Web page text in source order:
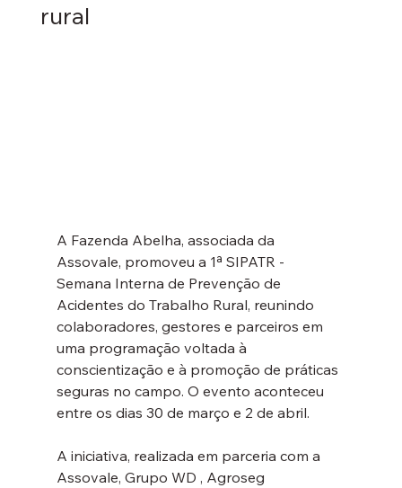
rural
A Fazenda Abelha, associada da
Assovale, promoveu a 1ª SIPATR -
Semana Interna de Prevenção de
Acidentes do Trabalho Rural, reunindo
colaboradores, gestores e parceiros em
uma programação voltada à
conscientização e à promoção de práticas
seguras no campo. O evento aconteceu
entre os dias 30 de março e 2 de abril.
A iniciativa, realizada em parceria com a
Assovale, Grupo WD , Agroseg